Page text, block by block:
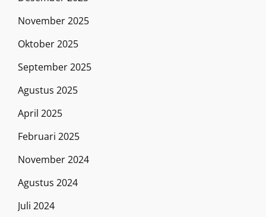
November 2025
Oktober 2025
September 2025
Agustus 2025
April 2025
Februari 2025
November 2024
Agustus 2024
Juli 2024